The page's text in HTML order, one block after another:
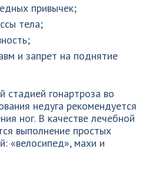
привычек;
тела;
и запрет на поднятие
стадией гонартроза во
недуга рекомендуется
ног. В качестве лечебной
выполнение простых
«велосипед», махи и